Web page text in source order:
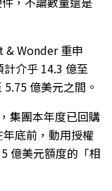
& Wonder 重申
介乎 14.3 億至
億美元之間。
集團本年度已回購
底前，動用授權
億美元額度的「相